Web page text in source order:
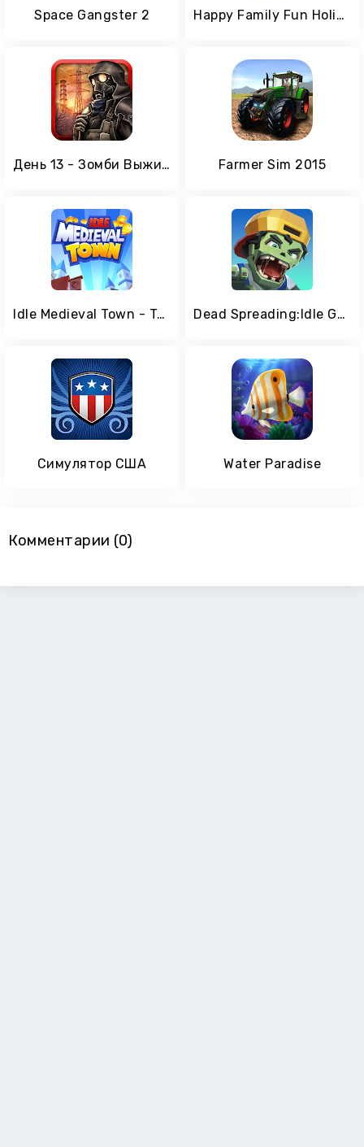
Space Gangster 2 Happy Family Fun Holidays : Hillside Farm
День 13 - Зомби Выживание Farmer Sim 2015
Idle Medieval Town - Tycoon, Clicker, Medieval Dead Spreading:Idle Game
Симулятор США Water Paradise
Комментарии (0)